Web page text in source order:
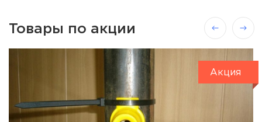
Товары по акции